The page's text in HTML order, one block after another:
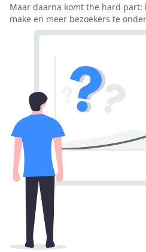
Maar daarna komt the hard part:
make en meer bezoekers te